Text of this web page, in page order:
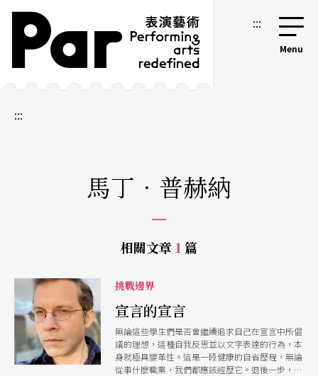
跳到主要內容區塊
網站導覽 :::
:::
馬丁．普赫納
相關文章 1 篇
挑戰邊界
宣言的宣言
無論這些學生們是否會繼續追求自己在宣言中所倡
議的理想，這種自我反思並以文字表達的行為，本
身就極具變革性。這是一段健康的自省歷程，無論
從事什麼職業，我們都應該經歷它。退後一步，檢